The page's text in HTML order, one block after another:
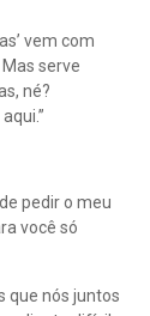
vem com
serve
né?
pedir o meu
você só
que nós juntos